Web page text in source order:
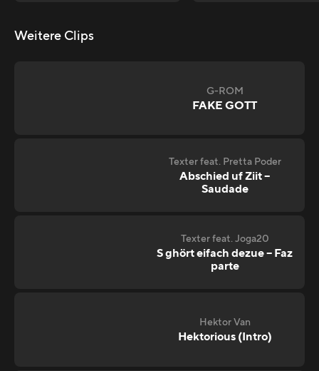
Weitere Clips
G-ROM
FAKE GOTT
Texter feat. Pretta Poder
Abschied uf Ziit –
Saudade
Texter feat. Joga20
S ghört eifach dezue – Faz
parte
Hektor Van
Hektorious (Intro)